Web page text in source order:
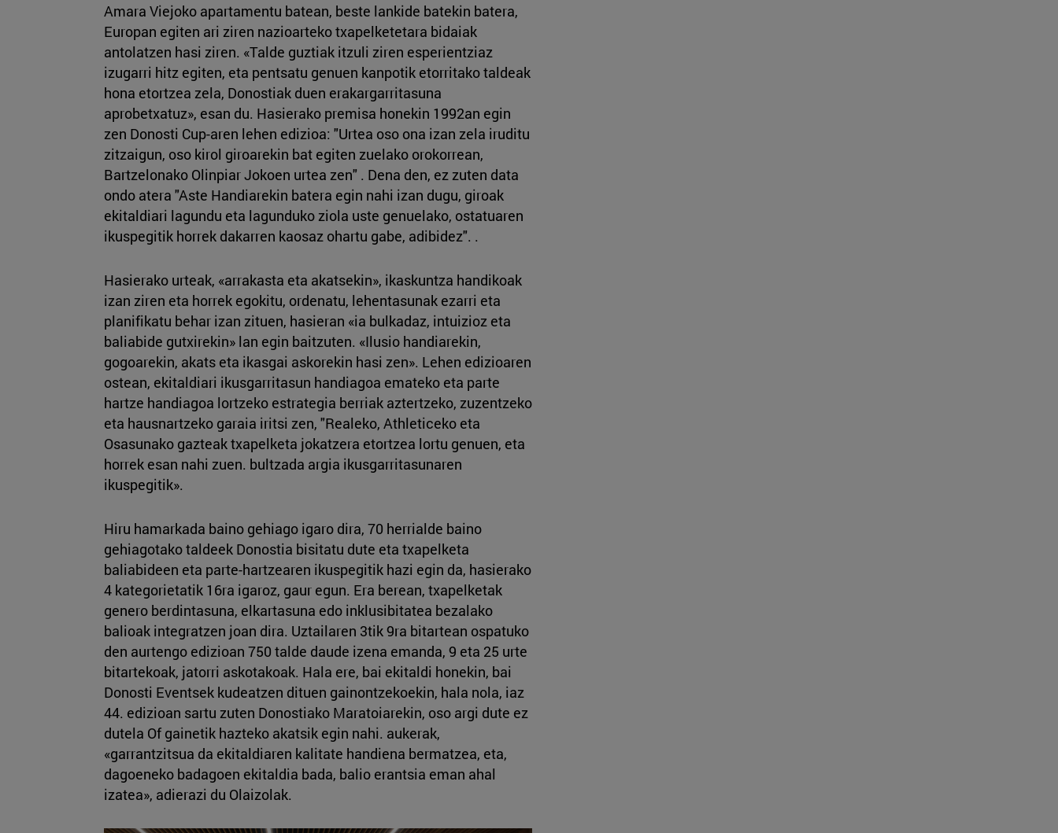
Amara Viejoko apartamentu batean, beste lankide batekin batera,
Europan egiten ari ziren nazioarteko txapelketetara bidaiak
antolatzen hasi ziren. «Talde guztiak itzuli ziren esperientziaz
izugarri hitz egiten, eta pentsatu genuen kanpotik etorritako taldeak
hona etortzea zela, Donostiak duen erakargarritasuna
aprobetxatuz», esan du. Hasierako premisa honekin 1992an egin
zen Donosti Cup-aren lehen edizioa: "Urtea oso ona izan zela iruditu
zitzaigun, oso kirol giroarekin bat egiten zuelako orokorrean,
Bartzelonako Olinpiar Jokoen urtea zen" . Dena den, ez zuten data
ondo atera "Aste Handiarekin batera egin nahi izan dugu, giroak
ekitaldiari lagundu eta lagunduko ziola uste genuelako, ostatuaren
ikuspegitik horrek dakarren kaosaz ohartu gabe, adibidez". .
Hasierako urteak, «arrakasta eta akatsekin», ikaskuntza handikoak
izan ziren eta horrek egokitu, ordenatu, lehentasunak ezarri eta
planifikatu behar izan zituen, hasieran «ia bulkadaz, intuizioz eta
baliabide gutxirekin» lan egin baitzuten. «Ilusio handiarekin,
gogoarekin, akats eta ikasgai askorekin hasi zen». Lehen edizioaren
ostean, ekitaldiari ikusgarritasun handiagoa emateko eta parte
hartze handiagoa lortzeko estrategia berriak aztertzeko, zuzentzeko
eta hausnartzeko garaia iritsi zen, "Realeko, Athleticeko eta
Osasunako gazteak txapelketa jokatzera etortzea lortu genuen, eta
horrek esan nahi zuen. bultzada argia ikusgarritasunaren
ikuspegitik».
Hiru hamarkada baino gehiago igaro dira, 70 herrialde baino
gehiagotako taldeek Donostia bisitatu dute eta txapelketa
baliabideen eta parte-hartzearen ikuspegitik hazi egin da, hasierako
4 kategorietatik 16ra igaroz, gaur egun. Era berean, txapelketak
genero berdintasuna, elkartasuna edo inklusibitatea bezalako
balioak integratzen joan dira. Uztailaren 3tik 9ra bitartean ospatuko
den aurtengo edizioan 750 talde daude izena emanda, 9 eta 25 urte
bitartekoak, jatorri askotakoak. Hala ere, bai ekitaldi honekin, bai
Donosti Eventsek kudeatzen dituen gainontzekoekin, hala nola, iaz
44. edizioan sartu zuten Donostiako Maratoiarekin, oso argi dute ez
dutela Of gainetik hazteko akatsik egin nahi. aukerak,
«garrantzitsua da ekitaldiaren kalitate handiena bermatzea, eta,
dagoeneko badagoen ekitaldia bada, balio erantsia eman ahal
izatea», adierazi du Olaizolak.